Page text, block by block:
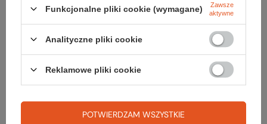
Zerknij też na to:
139,99 zł
Najniższa cena z 30 dni przed obniżką:129,99 zł
Funkcjonalne pliki cookie (wymagane)
Zawsze
aktywne
Analityczne pliki cookie
Reklamowe pliki cookie
POTWIERDZAM WSZYSTKIE